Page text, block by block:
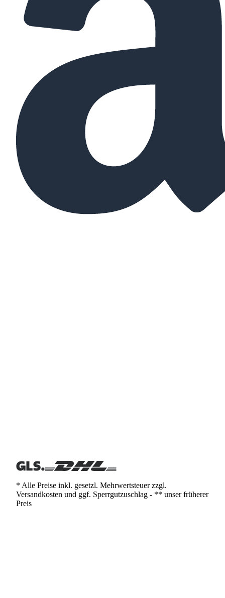
* Alle Preise inkl. gesetzl. Mehrwertsteuer zzgl.
Versandkosten und ggf. Sperrgutzuschlag - ** unser früherer
Preis